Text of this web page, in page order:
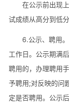
在公示前出现
试成绩从高分到低分
6.公示、聘用
工作日。公示期满
聘用的，办理聘用
予聘用;对反映的问
定是否聘用。公示